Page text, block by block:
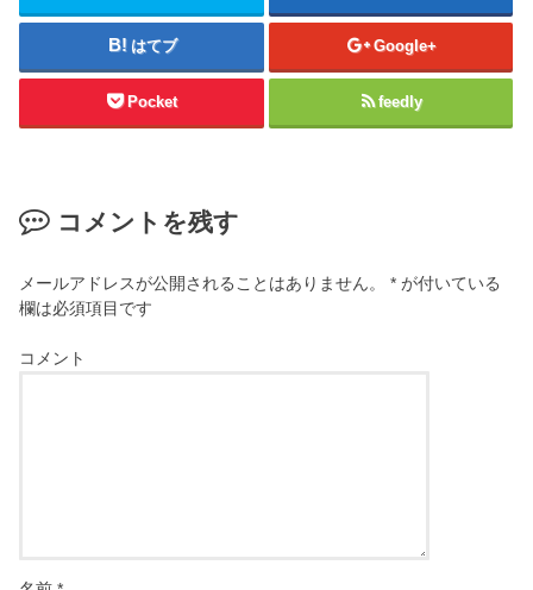
はてブ Google+
Pocket feedly
コメントを残す
メールアドレスが公開されることはありません。 * が付いている
欄は必須項目です
コメント